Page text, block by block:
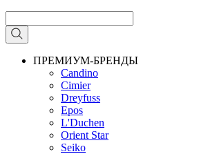
ПРЕМИУМ-БРЕНДЫ
Candino
Cimier
Dreyfuss
Epos
L'Duchen
Orient Star
Seiko